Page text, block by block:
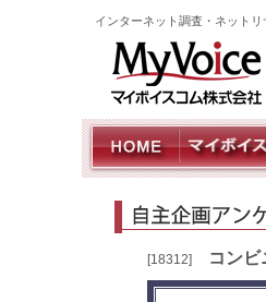
インターネット調査・ネット
[18312] コンビ